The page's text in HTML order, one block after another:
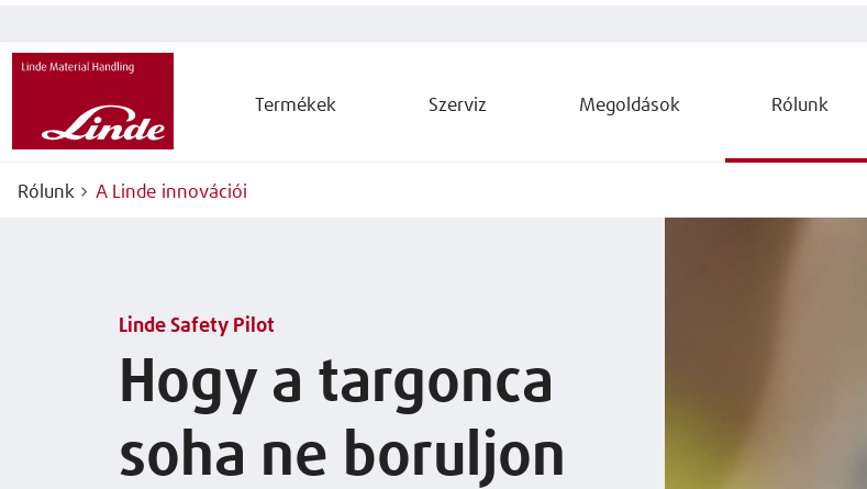
Termékek Szerviz Megoldások Rólunk
Rólunk A Linde innovációi
Linde Safety Pilot
Hogy a targonca
soha ne boruljon